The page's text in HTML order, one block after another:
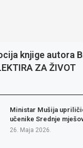
knjige autora
ZA ŽIVOT
Ministar Mušija
učenike Srednje
26. Maja 2026.